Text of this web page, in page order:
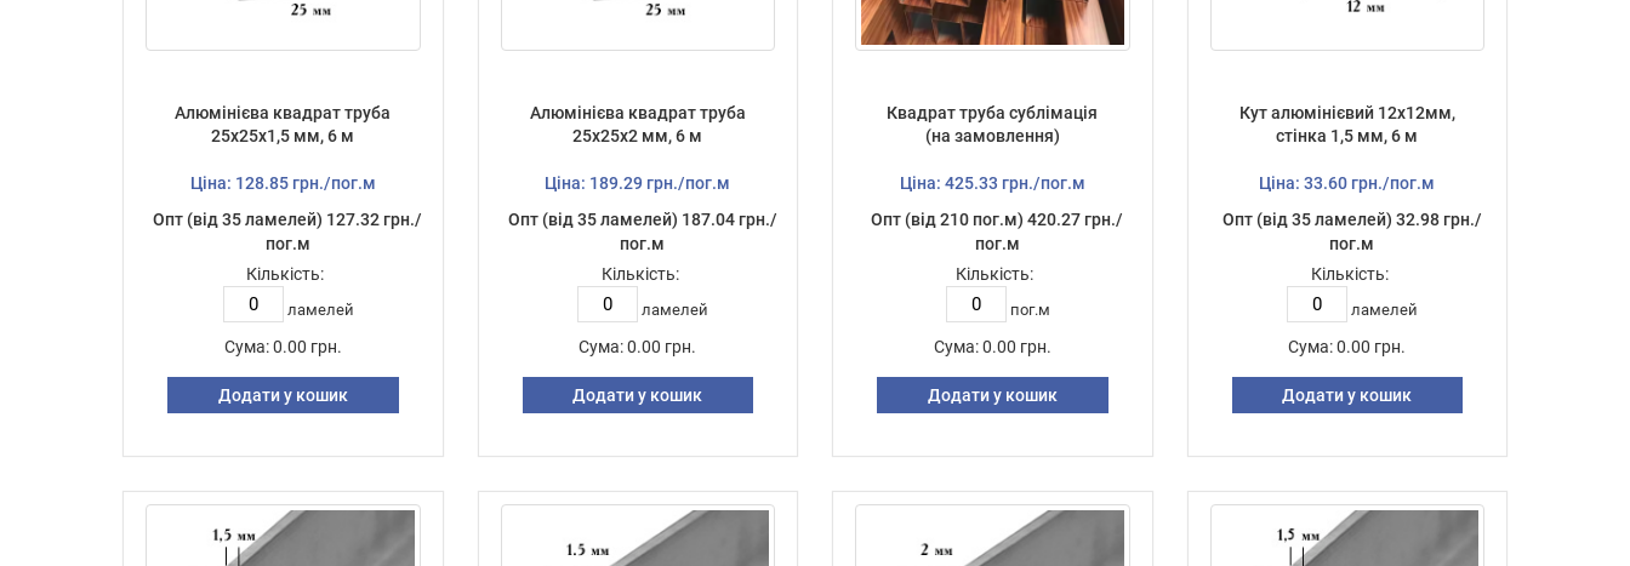
Алюмінієва квадрат труба
25х25х1,5 мм, 6 м
Ціна: 128.85 грн./пог.м
Опт (від 35 ламелей) 127.32 грн./
пог.м
Кількість:
ламелей
Сума: 0.00 грн.
Додати у кошик
Алюмінієва квадрат труба
25х25х2 мм, 6 м
Ціна: 189.29 грн./пог.м
Опт (від 35 ламелей) 187.04 грн./
пог.м
Кількість:
ламелей
Сума: 0.00 грн.
Додати у кошик
Квадрат труба сублімація
(на замовлення)
Ціна: 425.33 грн./пог.м
Опт (від 210 пог.м) 420.27 грн./
пог.м
Кількість:
пог.м
Сума: 0.00 грн.
Додати у кошик
Кут алюмінієвий 12х12мм,
стінка 1,5 мм, 6 м
Ціна: 33.60 грн./пог.м
Опт (від 35 ламелей) 32.98 грн./
пог.м
Кількість:
ламелей
Сума: 0.00 грн.
Додати у кошик